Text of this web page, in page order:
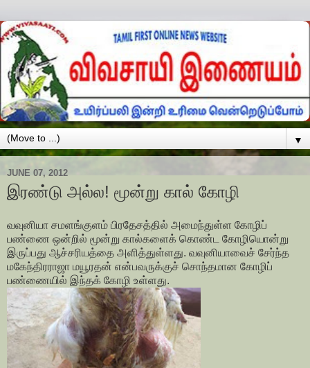
▼
JUNE 07, 2012
இரண்டு அல்ல! மூன்று கால் கோழி
வவுனியா சமளங்குளம் பிரதேசத்தில் அமைந்துள்ள கோழிப்
பண்ணை ஒன்றில் மூன்று கால்களைக் கொண்ட கோழியொன்று
இருப்பது ஆச்சரியத்தை அளித்துள்ளது. வவுனியாவைச் சேர்ந்த
மகேந்திரராஜா மயூரதன் என்பவருக்குச் சொந்தமான கோழிப்
பண்ணையில் இந்தக் கோழி உள்ளது.